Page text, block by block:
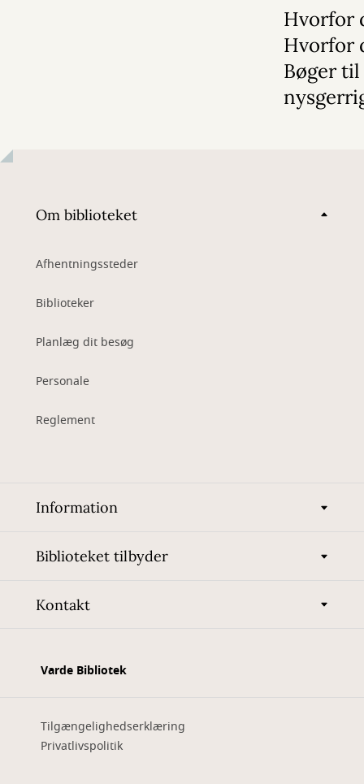
Hvorfor
Hvorfor
Bøger til
Om biblioteket
Afhentningssteder
Biblioteker
Planlæg dit besøg
Personale
Reglement
Information
Biblioteket tilbyder
Kontakt
Varde Bibliotek
Tilgængelighedserklæring
Privatlivspolitik